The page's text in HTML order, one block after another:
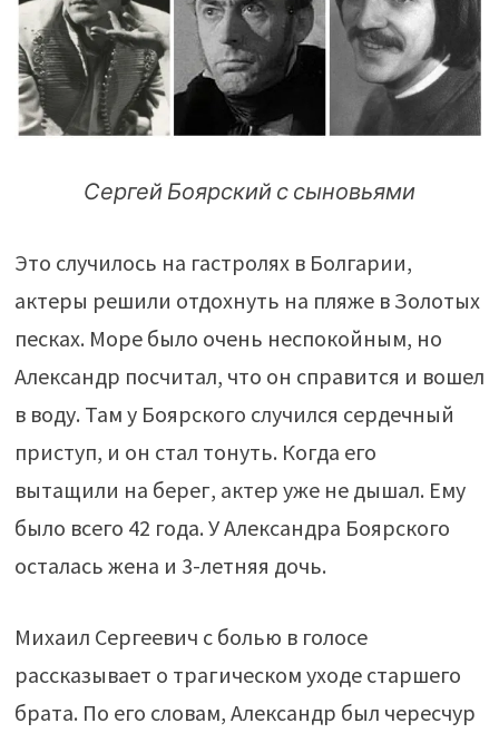
Сергей Боярский с сыновьями
Это случилось на гастролях в Болгарии,
актеры решили отдохнуть на пляже в Золотых
песках. Море было очень неспокойным, но
Александр посчитал, что он справится и вошел
в воду. Там у Боярского случился сердечный
приступ, и он стал тонуть. Когда его
вытащили на берег, актер уже не дышал. Ему
было всего 42 года. У Александра Боярского
осталась жена и 3-летняя дочь.
Михаил Сергеевич с болью в голосе
рассказывает о трагическом уходе старшего
брата. По его словам, Александр был чересчур